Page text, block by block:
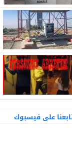
على فيسبوك